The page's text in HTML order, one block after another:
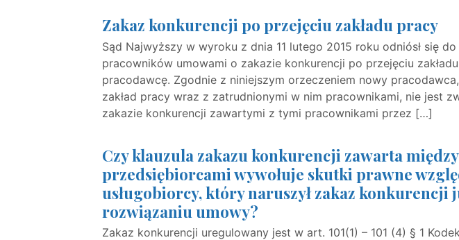
Zakaz konkurencji po przejęciu zakładu pracy
Sąd Najwyższy w wyroku z dnia 11 lutego 2015 roku odniósł się
pracowników umowami o zakazie konkurencji po przejęciu
pracodawcę. Zgodnie z niniejszym orzeczeniem nowy
zakład pracy wraz z zatrudnionymi w nim pracownikami, nie jest
zakazie konkurencji zawartymi z tymi pracownikami przez […]
Czy klauzula zakazu konkurencji zawarta między
przedsiębiorcami wywołuje skutki prawne
usługobiorcy, który naruszył zakaz konkurencji
rozwiązaniu umowy?
Zakaz konkurencji uregulowany jest w art. 101(1) – 101 (4) § 1